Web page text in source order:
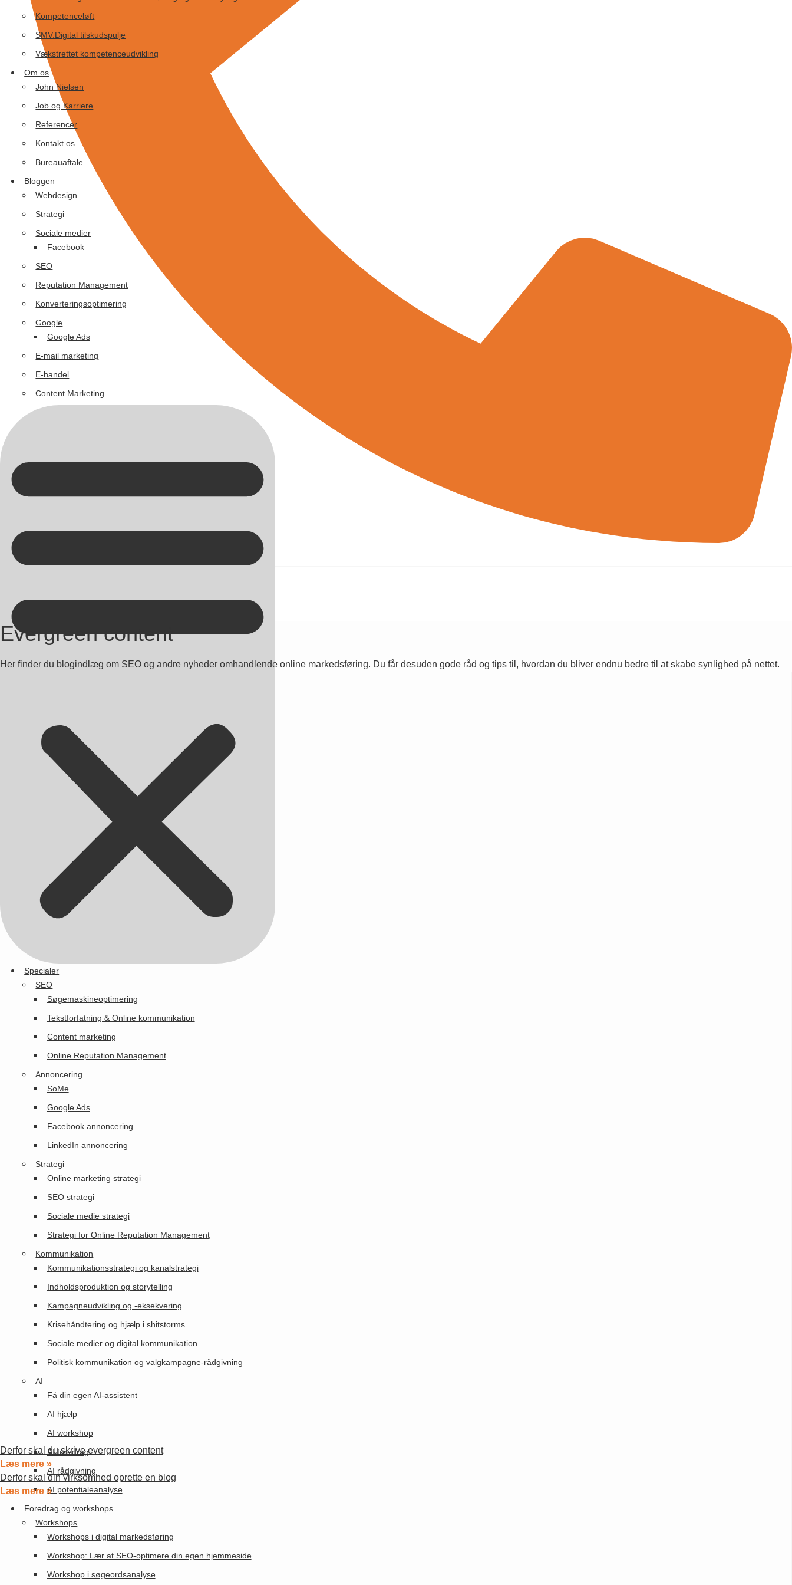
Kontakt på +45 70 13 63 23
Kompetenceløft
SMV:Digital tilskudspulje
Vækstrettet kompetenceudvikling
Om os
John Nielsen
Job og Karriere
Referencer
Kontakt os
Bureauaftale
Bloggen
Webdesign
Strategi
Sociale medier
Facebook
SEO
Reputation Management
Konverteringsoptimering
Google
Google Ads
E-mail marketing
E-handel
Content Marketing
Specialer
SEO
Søgemaskineoptimering
Tekstforfatning & Online kommunikation
Content marketing
Online Reputation Management
Annoncering
SoMe
Google Ads
Facebook annoncering
LinkedIn annoncering
Strategi
Online marketing strategi
SEO strategi
Sociale medie strategi
Strategi for Online Reputation Management
Kommunikation
Kommunikationsstrategi og kanalstrategi
Indholdsproduktion og storytelling
Kampagneudvikling og -eksekvering
Krisehåndtering og hjælp i shitstorms
Sociale medier og digital kommunikation
Politisk kommunikation og valgkampagne-rådgivning
AI
Få din egen AI-assistent
AI hjælp
AI workshop
AI foredrag
AI rådgivning
AI potentialeanalyse
Foredrag og workshops
Workshops
Workshops i digital markedsføring
Workshop: Lær at SEO-optimere din egen hjemmeside
Workshop i søgeordsanalyse
Evergreen content
Her finder du blogindlæg om SEO og andre nyheder omhandlende online markedsføring. Du får desuden gode råd og tips til, hvordan du bliver endnu bedre til at skabe synlighed på nettet.
Derfor skal du skrive evergreen content
Læs mere »
Derfor skal din virksomhed oprette en blog
Læs mere »